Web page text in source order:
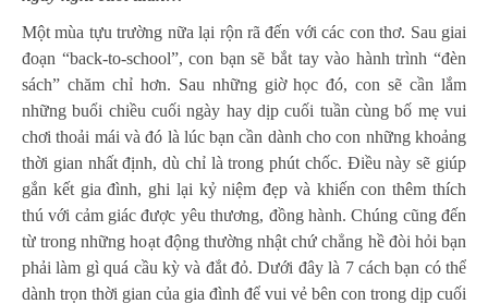
Một mùa tựu trường nữa lại rộn rã đến với các con thơ. Sau giai
đoạn “back-to-school”, con bạn sẽ bắt tay vào hành trình “đèn
sách” chăm chỉ hơn. Sau những giờ học đó, con sẽ cần lắm
những buổi chiều cuối ngày hay dịp cuối tuần cùng bố mẹ vui
chơi thoải mái và đó là lúc bạn cần dành cho con những khoảng
thời gian nhất định, dù chỉ là trong phút chốc. Điều này sẽ giúp
gắn kết gia đình, ghi lại kỷ niệm đẹp và khiến con thêm thích
thú với cảm giác được yêu thương, đồng hành. Chúng cũng đến
từ trong những hoạt động thường nhật chứ chẳng hề đòi hỏi bạn
phải làm gì quá cầu kỳ và đắt đỏ. Dưới đây là 7 cách bạn có thể
dành trọn thời gian của gia đình để vui vẻ bên con trong dịp cuối